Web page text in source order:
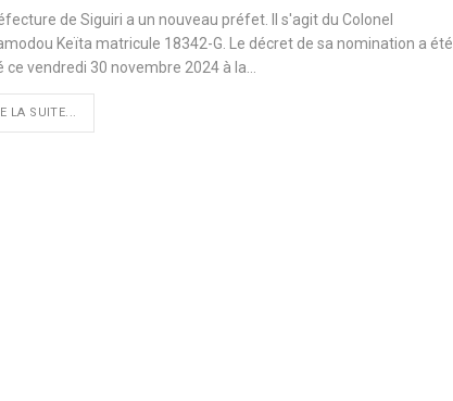
de Siguiri a un nouveau préfet. Il s'agit du Colonel
Keïta matricule 18342-G. Le décret de sa nomination a été
ce vendredi 30 novembre 2024 à la…
LA SUITE...